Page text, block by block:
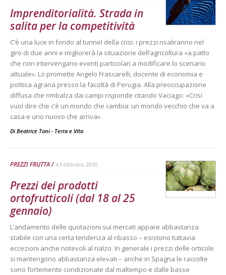
Imprenditorialità. Strada in
salita per la competitività
C’è una luce in fondo al tunnel della crisi: i prezzi risaliranno nel
giro di due anni e migliorerà la situazione dell’agricoltura «a patto
che non intervengano eventi particolari a modificare lo scenario
attuale». Lo promette Angelo Frascarelli, docente di economia e
politica agraria presso la facoltà di Perugia. Alla preoccupazione
diffusa che rimbalza dai campi risponde citando Vaciago: «Crisi
vuol dire che c’è un mondo che cambia: un mondo vecchio che va a
casa e uno nuovo che arriva».
Di Beatrice Toni - Terra e Vita -
PREZZI FRUTTA 4 Febbraio 2010
Prezzi dei prodotti
ortofrutticoli (dal 18 al 25
gennaio)
L’andamento delle quotazioni sui mercati appare abbastanza
stabile con una certa tendenza al ribasso – esistono tuttavia
eccezioni anche notevoli al rialzo. In generale i prezzi delle orticole
si mantengono abbastanza elevati – anche in Spagna le raccolte
sono fortemente condizionate dal maltempo e dalle basse